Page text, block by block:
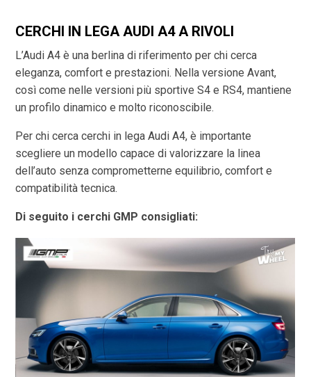
CERCHI IN LEGA AUDI A4 A RIVOLI
L’Audi A4 è una berlina di riferimento per chi cerca
eleganza, comfort e prestazioni. Nella versione Avant,
così come nelle versioni più sportive S4 e RS4, mantiene
un profilo dinamico e molto riconoscibile.
Per chi cerca cerchi in lega Audi A4, è importante
scegliere un modello capace di valorizzare la linea
dell’auto senza comprometterne equilibrio, comfort e
compatibilità tecnica.
Di seguito i cerchi GMP consigliati: